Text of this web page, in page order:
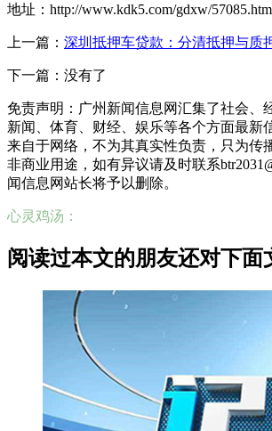
地址：http://www.kdk5.com/gdxw/
上一篇： 深圳抵押车贷款：分清抵押与质
下一篇：没有了
免责声明：广州新闻信息网汇集了社会、
新闻、体育、财经、娱乐等各个方面最新
来自于网络，不为其真实性负责，只为传
非商业用途，如有异议请及时联系
闻信息网站长将予以删除。
心灵鸡汤：
阅读过本文的朋友还对下面